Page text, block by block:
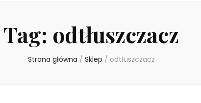
Tag: odtłuszczacz
Strona główna / Sklep / odtłuszczacz